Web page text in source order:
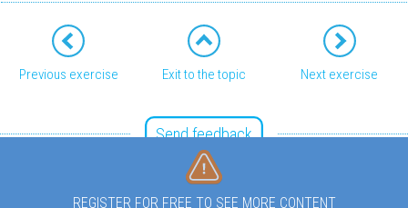
Previous exercise Exit to the topic Next exercise
Send feedback
REGISTER FOR FREE TO SEE MORE CONTENT